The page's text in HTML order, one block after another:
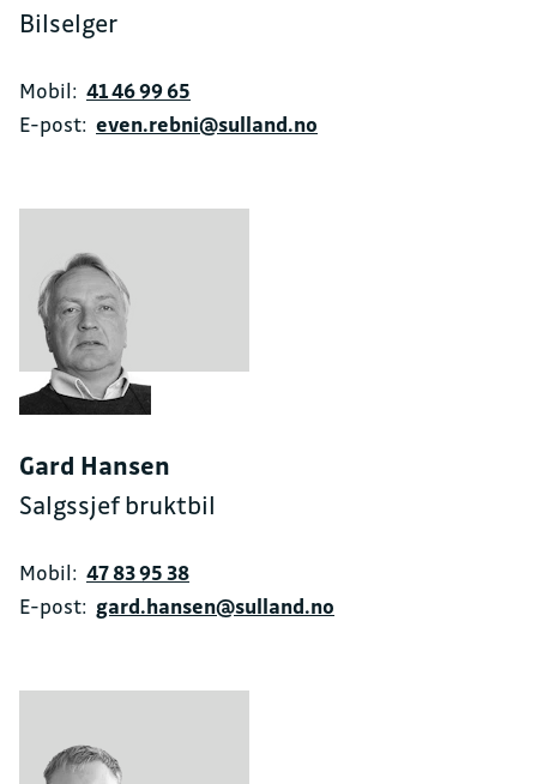
Bilselger
Mobil: 41 46 99 65
E-post: even.rebni@sulland.no
Gard Hansen
Salgssjef bruktbil
Mobil: 47 83 95 38
E-post: gard.hansen@sulland.no